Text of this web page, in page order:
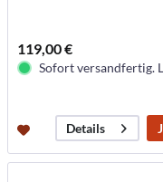
119,00 €
Sofort versandfertig.
Details